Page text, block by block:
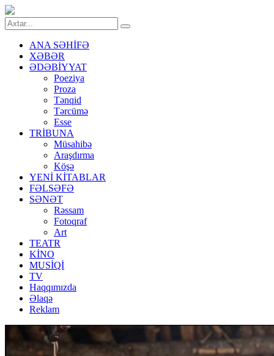
ANA SƏHİFƏ
XƏBƏR
ƏDƏBİYYAT
Poeziya
Proza
Tənqid
Tərcümə
Esse
TRİBUNA
Müsahibə
Araşdırma
Köşə
YENİ KİTABLAR
FƏLSƏFƏ
SƏNƏT
Rəssam
Fotoqraf
Art
TEATR
KİNO
MUSİQİ
TV
Haqqımızda
Əlaqə
Reklam